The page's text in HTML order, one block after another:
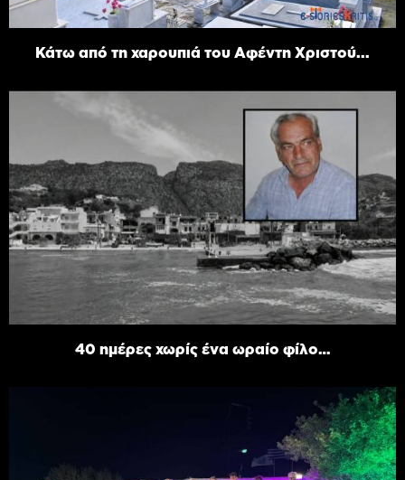
Κάτω από τη χαρουπιά του Αφέντη Χριστού...
40 ημέρες χωρίς ένα ωραίο φίλο…